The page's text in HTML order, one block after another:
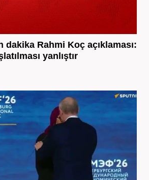
dakika Rahmi Koç açıklaması:
yanlıştır